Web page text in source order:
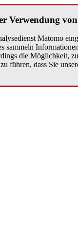
Ver­wen­dung
Matomo
sammeln
die Möglichkeit,
führen, dass Sie